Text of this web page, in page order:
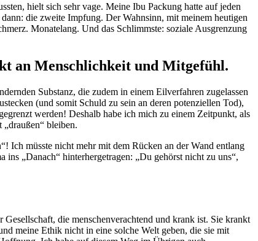
hielt sich sehr vage. Meine Ibu Packung hatte auf jeden
die zweite Impfung. Der Wahnsinn, mit meinem heutigen
Monatelang. Und das Schlimmste: soziale Ausgrenzung
an Menschlichkeit und Mitgefühl.
Substanz, die zudem in einem Eilverfahren zugelassen
(und somit Schuld zu sein an deren potenziellen Tod),
werden! Deshalb habe ich mich zu einem Zeitpunkt, als
bleiben.
Ich müsste nicht mehr mit dem Rücken an der Wand entlang
„Danach“ hinterhergetragen: „Du gehörst nicht zu uns“,
die menschenverachtend und krank ist. Sie krankt
meine Ethik nicht in eine solche Welt geben, die sie mit